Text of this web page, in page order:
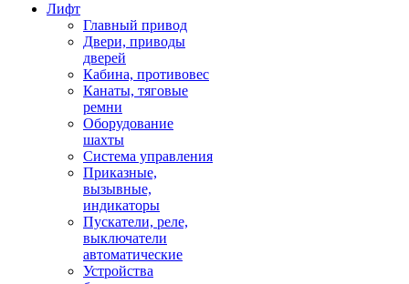
Лифт
Главный привод
Двери, приводы
дверей
Кабина, противовес
Канаты, тяговые
ремни
Оборудование
шахты
Система управления
Приказные,
вызывные,
индикаторы
Пускатели, реле,
выключатели
автоматические
Устройства